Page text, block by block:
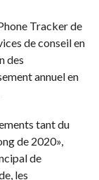
Tracker de
de conseil en
des
annuel en
tant du
de 2020»,
de
les